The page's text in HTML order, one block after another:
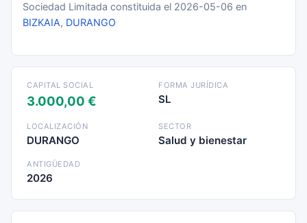
Sociedad Limitada constituida el 2026-05-06 en
BIZKAIA, DURANGO
CAPITAL SOCIAL
3.000,00 €
FORMA JURÍDICA
SL
LOCALIZACIÓN
DURANGO
SECTOR
Salud y bienestar
ANTIGÜEDAD
2026